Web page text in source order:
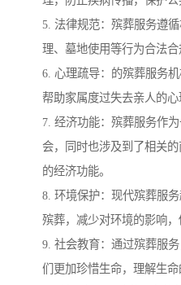
5. 法律规范：殡葬服务遵
理、墓地使用等行为合法合
6. 心理疏导：的殡葬服务
帮助家属度过失去亲人的心
7. 经济功能：殡葬服务作
会，同时也涉及到了相关
的经济功能。
8. 环境保护：现代殡葬服
殡葬，减少对环境的影响，
9. 社会教育：通过殡葬服
们更加珍惜生命，理解生命